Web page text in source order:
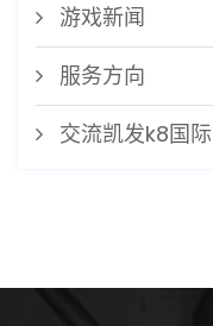
游戏新闻
服务方向
交流凯发k8国际